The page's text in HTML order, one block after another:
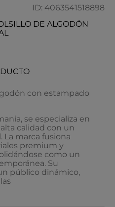
ID: 4063541518898
DE ALGODÓN
con estampado
se especializa en
calidad con un
La marca fusiona
premium y
como un
Su
público dinámico,